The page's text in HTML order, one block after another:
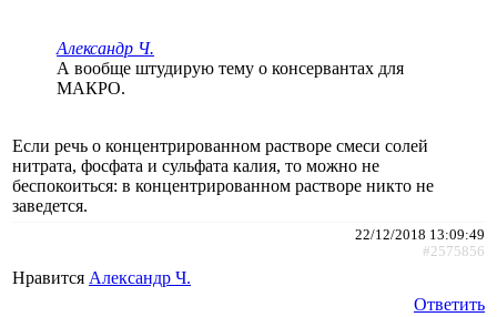
Александр Ч.
А вообще штудирую тему о консервантах для
МАКРО.
Если речь о концентрированном растворе смеси солей
нитрата, фосфата и сульфата калия, то можно не
беспокоиться: в концентрированном растворе никто не
заведется.
22/12/2018 13:09:49
#2575856
Нравится Александр Ч.
Ответить